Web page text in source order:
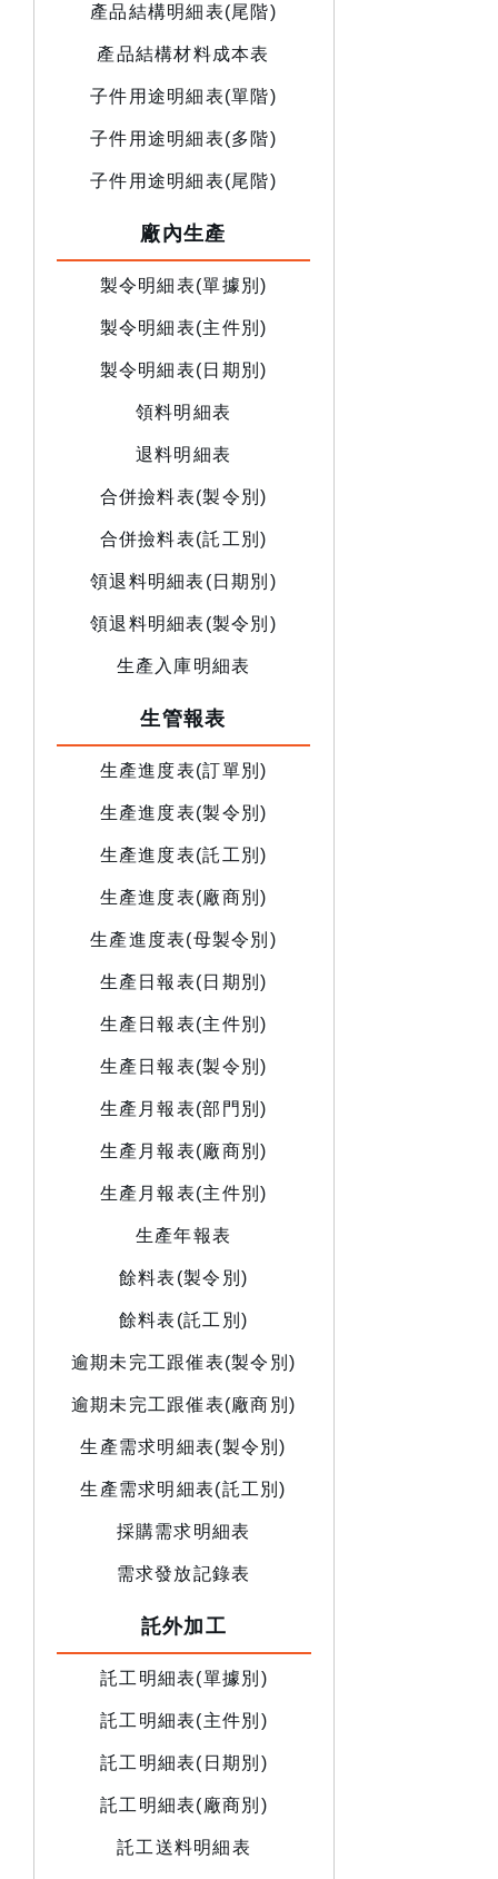
產品結構明細表(尾階)
產品結構材料成本表
子件用途明細表(單階)
子件用途明細表(多階)
子件用途明細表(尾階)
廠內生產
製令明細表(單據別)
製令明細表(主件別)
製令明細表(日期別)
領料明細表
退料明細表
合併撿料表(製令別)
合併撿料表(託工別)
領退料明細表(日期別)
領退料明細表(製令別)
生產入庫明細表
生管報表
生產進度表(訂單別)
生產進度表(製令別)
生產進度表(託工別)
生產進度表(廠商別)
生產進度表(母製令別)
生產日報表(日期別)
生產日報表(主件別)
生產日報表(製令別)
生產月報表(部門別)
生產月報表(廠商別)
生產月報表(主件別)
生產年報表
餘料表(製令別)
餘料表(託工別)
逾期未完工跟催表(製令別)
逾期未完工跟催表(廠商別)
生產需求明細表(製令別)
生產需求明細表(託工別)
採購需求明細表
需求發放記錄表
託外加工
託工明細表(單據別)
託工明細表(主件別)
託工明細表(日期別)
託工明細表(廠商別)
託工送料明細表